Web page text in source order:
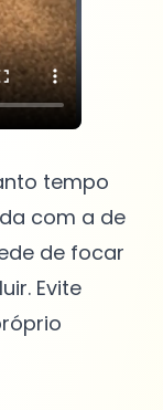
tempo
com a de
de focar
Evite